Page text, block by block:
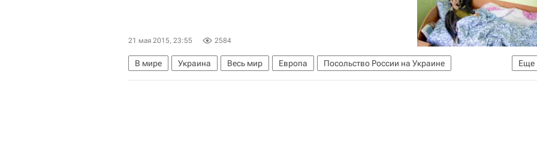
21 мая 2015, 23:55 2584
Еще
В мире Украина Весь мир Европа
Посольство России на Украине
Задержание россиян на Украине